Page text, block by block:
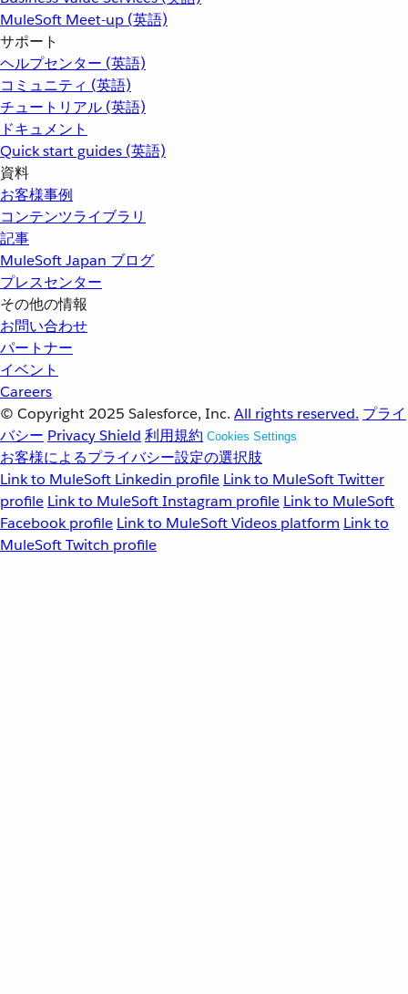
MuleSoft Meet-up (英語)
サポート
ヘルプセンター (英語)
コミュニティ (英語)
チュートリアル (英語)
ドキュメント
Quick start guides (英語)
資料
お客様事例
コンテンツライブラリ
記事
MuleSoft Japan ブログ
プレスセンター
その他の情報
お問い合わせ
パートナー
イベント
Careers
© Copyright 2025 Salesforce, Inc. All rights reserved. プライ
バシー Privacy Shield 利用規約 Cookies Settings
お客様によるプライバシー設定の選択肢
Link to MuleSoft Linkedin profile Link to MuleSoft Twitter
profile Link to MuleSoft Instagram profile Link to MuleSoft
Facebook profile Link to MuleSoft Videos platform Link to
MuleSoft Twitch profile